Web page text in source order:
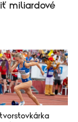
miliardové